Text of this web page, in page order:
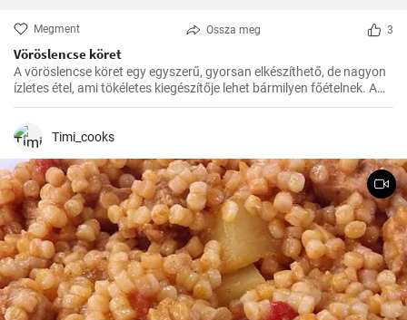
Megment Ossza meg 3
Vöröslencse köret
A vöröslencse köret egy egyszerű, gyorsan elkészíthető, de nagyon
ízletes étel, ami tökéletes kiegészítője lehet bármilyen főételnek. A
lencse nagyon egészséges, remek fehérje- és rostforrás, így jól illik a
Timi_cooks